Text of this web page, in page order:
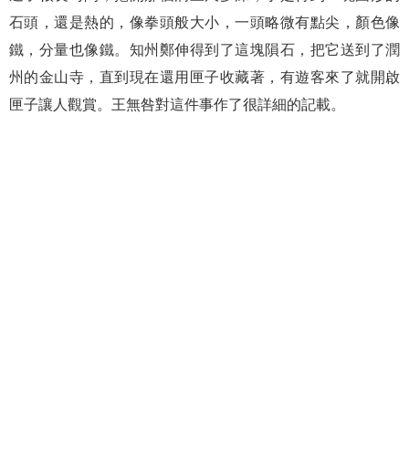
石頭，還是熱的，像拳頭般大小，一頭略微有點尖，顏色像
鐵，分量也像鐵。知州鄭伸得到了這塊隕石，把它送到了潤
州的金山寺，直到現在還用匣子收藏著，有遊客來了就開啟
匣子讓人觀賞。王無咎對這件事作了很詳細的記載。